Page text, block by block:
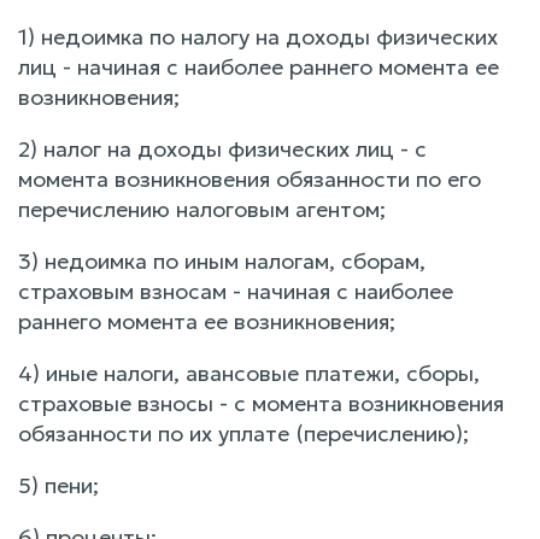
1) недоимка по налогу на доходы физических
лиц - начиная с наиболее раннего момента ее
возникновения;
2) налог на доходы физических лиц - с
момента возникновения обязанности по его
перечислению налоговым агентом;
3) недоимка по иным налогам, сборам,
страховым взносам - начиная с наиболее
раннего момента ее возникновения;
4) иные налоги, авансовые платежи, сборы,
страховые взносы - с момента возникновения
обязанности по их уплате (перечислению);
5) пени;